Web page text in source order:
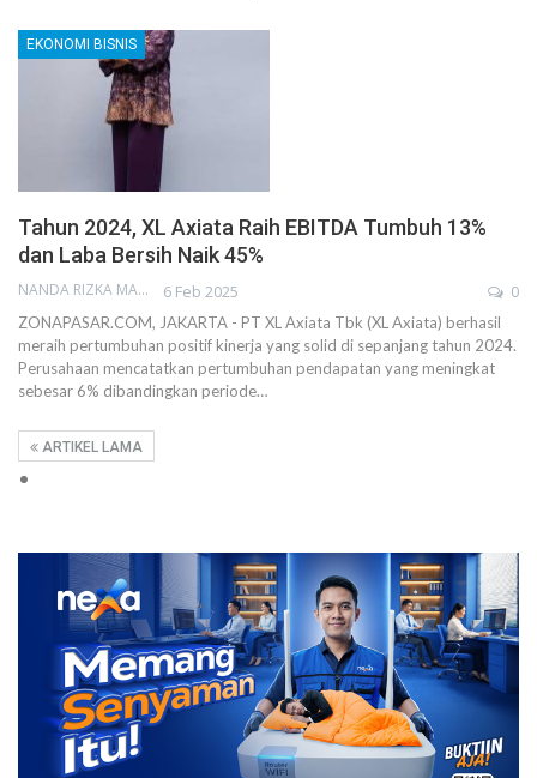
EKONOMI BISNIS
Tahun 2024, XL Axiata Raih EBITDA Tumbuh 13%
dan Laba Bersih Naik 45%
NANDA RIZKA MAHENDRA 6 Feb 2025 0
ZONAPASAR.COM, JAKARTA - PT XL Axiata Tbk (XL Axiata) berhasil
meraih pertumbuhan positif kinerja yang solid di sepanjang tahun 2024.
Perusahaan mencatatkan pertumbuhan pendapatan yang meningkat
sebesar 6% dibandingkan periode…
ARTIKEL LAMA